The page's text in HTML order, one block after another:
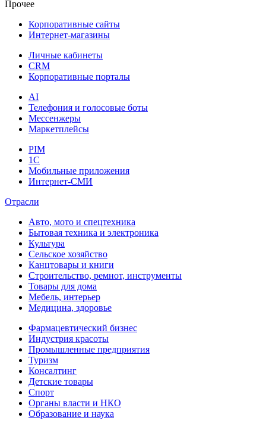
Прочее
Корпоративные сайты
Интернет-магазины
Личные кабинеты
CRM
Корпоративные порталы
AI
Телефония и голосовые боты
Мессенжеры
Маркетплейсы
PIM
1C
Мобильные приложения
Интернет-СМИ
Отрасли
Авто, мото и спецтехника
Бытовая техника и электроника
Культура
Сельское хозяйство
Канцтовары и книги
Строительство, ремнот, инструменты
Товары для дома
Мебель, интерьер
Медицина, здоровье
Фармацевтический бизнес
Индустрия красоты
Промышленные предприятия
Туризм
Консалтинг
Детские товары
Спорт
Органы власти и НКО
Образование и наука